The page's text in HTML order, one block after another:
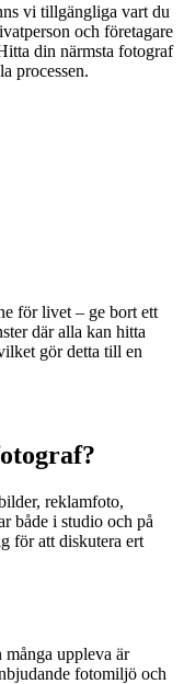
vi tillgängliga vart du
och företagare
din närmsta fotograf
processen.
för livet – ge bort ett
där alla kan hitta
gör detta till en
reklamfoto,
både i studio och på
för att diskutera ert
uppleva är
fotomiljö och